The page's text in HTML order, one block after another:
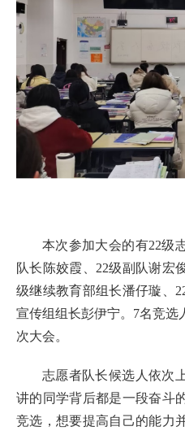
本次参加大会的有22级
队长陈姣霞、22级副队谢宏
级继续教育部组长潘仔璇、
宣传组组长彭伊宁。7名竞选
次大会。
志愿者队长候选人依次
讲的同学背后都是一段奋斗
竞选，想要提高自己的能力